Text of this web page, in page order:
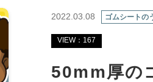
2022.03.08 ゴムシートの
VIEW：167
50mm厚の